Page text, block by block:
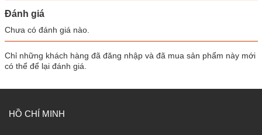
Đánh giá
Chưa có đánh giá nào.
Chỉ những khách hàng đã đăng nhập và đã mua sản phẩm này mới
có thể để lại đánh giá.
HỒ CHÍ MINH